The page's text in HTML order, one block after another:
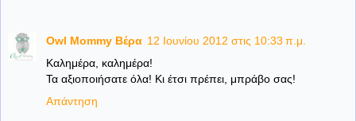
Owl Mommy Βέρα 12 Ιουνίου 2012 στις 10:33 π.μ.
Καλημέρα, καλημέρα!
Τα αξιοποιήσατε όλα! Κι έτσι πρέπει, μπράβο σας!
Απάντηση